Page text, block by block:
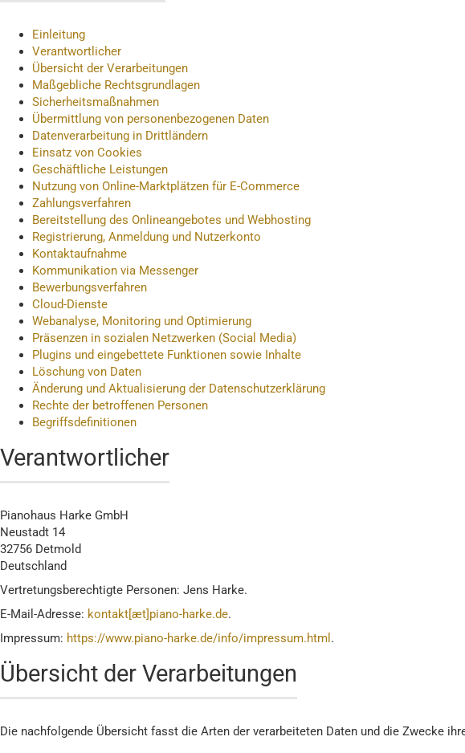
Einleitung
Verantwortlicher
Übersicht der Verarbeitungen
Maßgebliche Rechtsgrundlagen
Sicherheitsmaßnahmen
Übermittlung von personenbezogenen Daten
Datenverarbeitung in Drittländern
Einsatz von Cookies
Geschäftliche Leistungen
Nutzung von Online-Marktplätzen für E-Commerce
Zahlungsverfahren
Bereitstellung des Onlineangebotes und Webhosting
Registrierung, Anmeldung und Nutzerkonto
Kontaktaufnahme
Kommunikation via Messenger
Bewerbungsverfahren
Cloud-Dienste
Webanalyse, Monitoring und Optimierung
Präsenzen in sozialen Netzwerken (Social Media)
Plugins und eingebettete Funktionen sowie Inhalte
Löschung von Daten
Änderung und Aktualisierung der Datenschutzerklärung
Rechte der betroffenen Personen
Begriffsdefinitionen
Verantwortlicher
Pianohaus Harke GmbH
Neustadt 14
32756 Detmold
Deutschland
Vertretungsberechtigte Personen: Jens Harke.
E-Mail-Adresse: kontakt[æt]piano-harke.de.
Impressum: https://www.piano-harke.de/info/impressum.html .
Übersicht der Verarbeitungen
Die nachfolgende Übersicht fasst die Arten der verarbeiteten Daten und die Zwecke